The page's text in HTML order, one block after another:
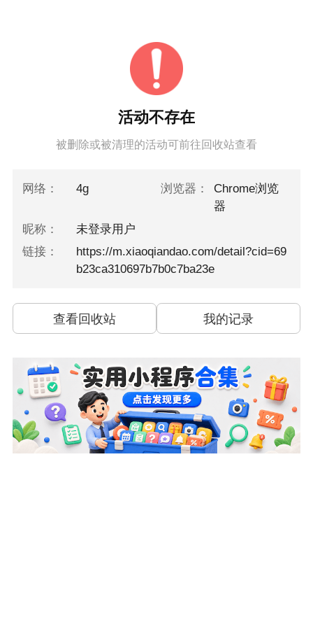
活动不存在
被删除或被清理的活动可前往回收站查看
网络： 4g 浏览器：
Chrome浏览
器
昵称：
未登录用户
链接：
https://m.xiaoqiandao.com/detail?cid=69
b23ca310697b7b0c7ba23e
查看回收站 我的记录